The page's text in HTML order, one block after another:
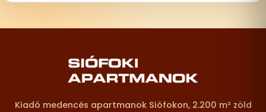
Lábléc – elérhetőségek
Kiadó medencés apartmanok Siófokon, 2.200 m² zöld